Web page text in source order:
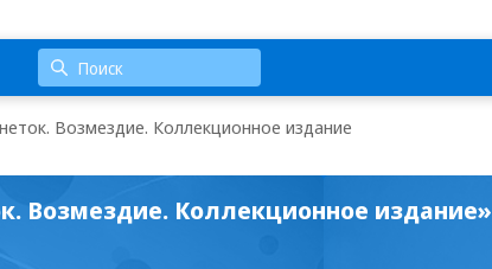
Возмездие. Коллекционное издание
Возмездие. Коллекционное издание»